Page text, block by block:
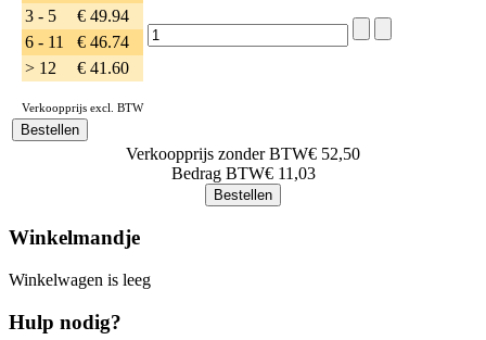
3 - 5
€ 49.94
6 - 11
€ 46.74
> 12
€ 41.60
Verkoopprijs excl. BTW
Verkoopprijs zonder BTW€ 52,50
Bedrag BTW€ 11,03
Winkelmandje
Winkelwagen is leeg
Hulp nodig?